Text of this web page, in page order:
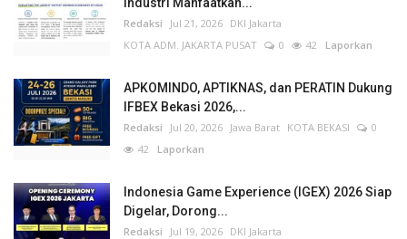
Redaksi Jul 21, 2026 DKI Jakarta
KOTA ADM. JAKARTA PUSAT
0 42 Laporkan
APKOMINDO, APTIKNAS, dan PERATIN Dukung
IFBEX Bekasi 2026,...
Redaksi Jul 20, 2026 Jawa Barat KOTA BEKASI
0
42 Laporkan
Indonesia Game Experience (IGEX) 2026 Siap
Digelar, Dorong...
Redaksi Jul 19, 2026 DKI Jakarta